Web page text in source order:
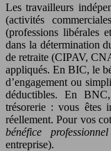
Les travailleurs
(activités
(professions libérales
dans la détermination
de retraite (CIPAV,
appliqués. En BIC, le
d’engagement ou
déductibles. En
trésorerie : vous êtes
réellement. Pour vos
bénéfice professionnel
entreprise).